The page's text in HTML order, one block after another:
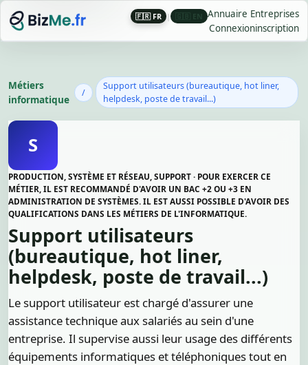
🇫🇷 FR |
Annuaire Entreprises
Connexioninscription
Métiers
informatique
/
Support utilisateurs (bureautique, hot liner,
helpdesk, poste de travail...)
S
PRODUCTION, SYSTÈME ET RÉSEAU, SUPPORT · POUR EXERCER CE
MÉTIER, IL EST RECOMMANDÉ D'AVOIR UN BAC +2 OU +3 EN
ADMINISTRATION DE SYSTÈMES. IL EST AUSSI POSSIBLE D'AVOIR DES
QUALIFICATIONS DANS LES MÉTIERS DE L'INFORMATIQUE.
Support utilisateurs
(bureautique, hot liner,
helpdesk, poste de travail...)
Le support utilisateur est chargé d'assurer une
assistance technique aux salariés au sein d'une
entreprise. Il supervise aussi leur usage des différents
équipements informatiques et téléphoniques tout en